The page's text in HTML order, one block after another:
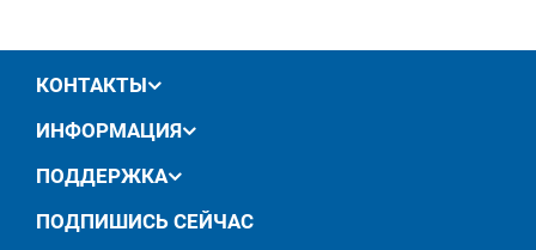
КОНТАКТЫ
ИНФОРМАЦИЯ
ПОДДЕРЖКА
ПОДПИШИСЬ СЕЙЧАС